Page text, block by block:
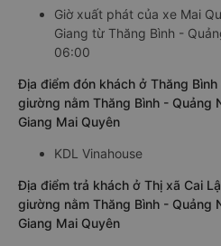
Giờ xuất phát của xe Mai
Giang từ Thăng Bình -
06:00
Địa điểm đón khách ở Thăng
giường nằm Thăng Bình - Quảng
Giang Mai Quyên
KDL Vinahouse
Địa điểm trả khách ở Thị xã Cai
giường nằm Thăng Bình - Quảng
Giang Mai Quyên